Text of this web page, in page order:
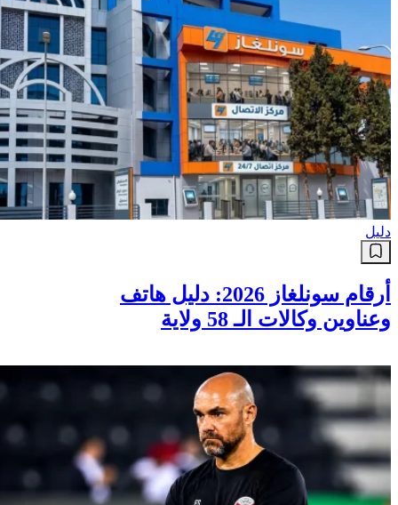
دليل
أرقام سونلغاز 2026: دليل هاتف
وعناوين وكالات الـ 58 ولاية